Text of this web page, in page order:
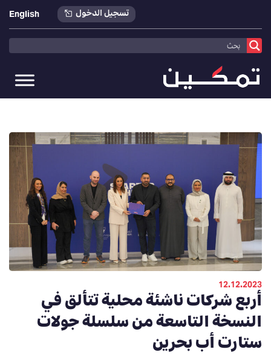
تسجيل الدخول English
تمكين>أخبارنا>
12.12.2023
أربع شركات ناشئة محلية تتألق في
النسخة التاسعة من سلسلة جولات
ستارت أب بحرين